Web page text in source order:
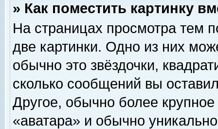
» Как поместить картинку
На страницах просмотра тем
две картинки. Одно из них
обычно это звёздочки,
сколько сообщений вы
Другое, обычно более
«аватара» и обычно